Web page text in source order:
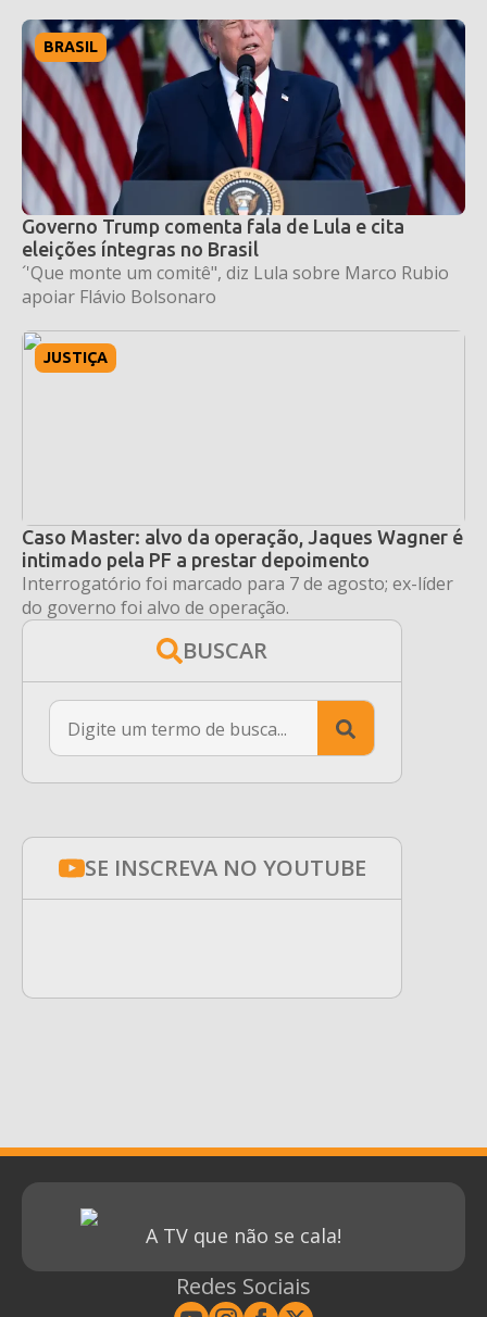
BRASIL
Governo Trump comenta fala de Lula e cita
eleições íntegras no Brasil
´'Que monte um comitê", diz Lula sobre Marco Rubio
apoiar Flávio Bolsonaro
JUSTIÇA
Caso Master: alvo da operação, Jaques Wagner é
intimado pela PF a prestar depoimento
Interrogatório foi marcado para 7 de agosto; ex-líder
do governo foi alvo de operação.
BUSCAR
Search
for:
SE INSCREVA NO YOUTUBE
A TV que não se cala!
Redes Sociais